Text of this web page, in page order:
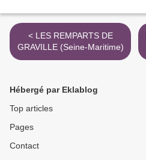
< LES REMPARTS DE
GRAVILLE (Seine-Maritime)
Hébergé par Eklablog
Top articles
Pages
Contact